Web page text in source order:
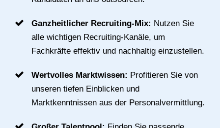
Ganzheitlicher Recruiting-Mix: Nutzen Sie
alle wichtigen Recruiting-Kanäle, um
Fachkräfte effektiv und nachhaltig einzustellen.
Wertvolles Marktwissen: Profitieren Sie von
unseren tiefen Einblicken und
Marktkenntnissen aus der Personalvermittlung.